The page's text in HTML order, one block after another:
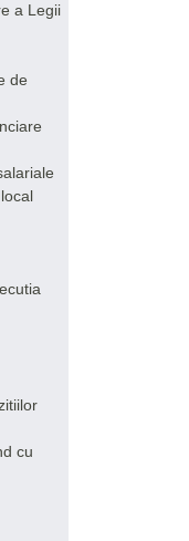
a Legii
de
cu